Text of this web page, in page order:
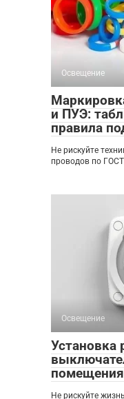
Освещение
и ПУЭ:
правила
Не рискуйте
проводов по
Освещение
Установка
Не рискуйте